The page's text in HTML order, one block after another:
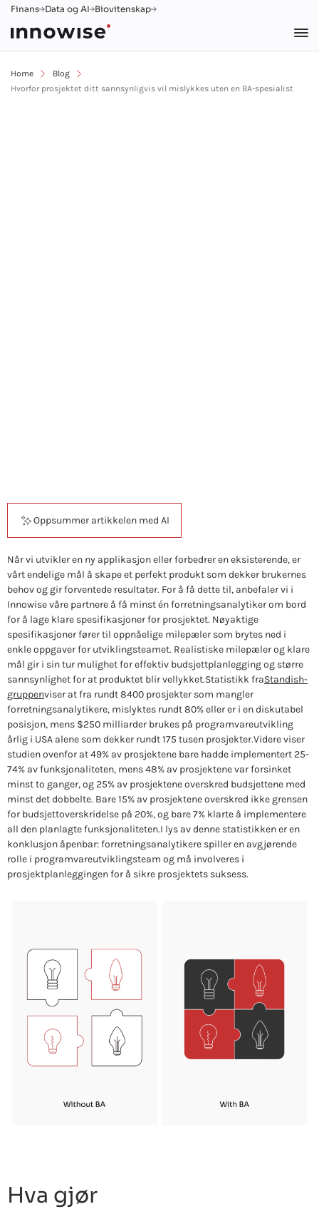
Finans Data og AI Biovitenskap
Home
Blog
Hvorfor prosjektet ditt sannsynligvis vil mislykkes uten en BA-spesialist
Oppsummer artikkelen med AI
Når vi utvikler en ny applikasjon eller forbedrer en eksisterende, er
vårt endelige mål å skape et perfekt produkt som dekker brukernes
behov og gir forventede resultater. For å få dette til, anbefaler vi i
Innowise våre partnere å få minst én forretningsanalytiker om bord
for å lage klare spesifikasjoner for prosjektet. Nøyaktige
spesifikasjoner fører til oppnåelige milepæler som brytes ned i
enkle oppgaver for utviklingsteamet. Realistiske milepæler og klare
mål gir i sin tur mulighet for effektiv budsjettplanlegging og større
sannsynlighet for at produktet blir vellykket.Statistikk fraStandish-
gruppenviser at fra rundt 8400 prosjekter som mangler
forretningsanalytikere, mislyktes rundt 80% eller er i en diskutabel
posisjon, mens $250 milliarder brukes på programvareutvikling
årlig i USA alene som dekker rundt 175 tusen prosjekter.Videre viser
studien ovenfor at 49% av prosjektene bare hadde implementert 25-
74% av funksjonaliteten, mens 48% av prosjektene var forsinket
minst to ganger, og 25% av prosjektene overskred budsjettene med
minst det dobbelte. Bare 15% av prosjektene overskred ikke grensen
for budsjettoverskridelse på 20%, og bare 7% klarte å implementere
all den planlagte funksjonaliteten.I lys av denne statistikken er en
konklusjon åpenbar: forretningsanalytikere spiller en avgjørende
rolle i programvareutviklingsteam og må involveres i
prosjektplanleggingen for å sikre prosjektets suksess.
Hva gjør